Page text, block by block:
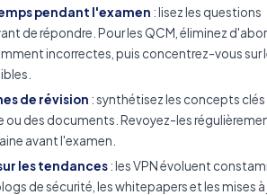
pendant l'examen : lisez les questions
de répondre. Pour les QCM, éliminez
incorrectes, puis concentrez-vous sur
de révision : synthétisez les concepts clés
ou des documents. Revoyez-les
avant l'examen.
les tendances: les VPN évoluent
de sécurité, les whitepapers et les mises à